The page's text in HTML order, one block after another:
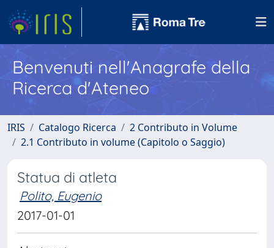
Benvenuti nell'Anagrafe della
Ricerca d'Ateneo
IRIS Catalogo Ricerca
2 Contributo in Volume
2.1 Contributo in volume (Capitolo o Saggio)
Statua di atleta
Polito, Eugenio
2017-01-01